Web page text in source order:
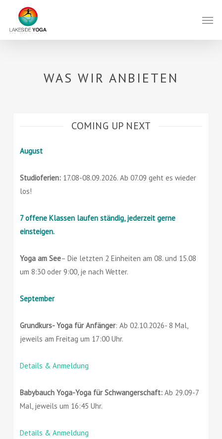
main
Menu
WAS WIR ANBIETEN
COMING UP NEXT
August
Studioferien: 17.08-08.09.2026. Ab 07.09 geht es wieder
los!
7 offene Klassen laufen ständig, jederzeit gerne
einsteigen.
Yoga am See– Die letzten 2 Einheiten am 08. und 15.08
um 8:30 oder 9:00, je nach Wetter.
September
Grundkurs- Yoga für Anfänger: Ab 02.10.2026- 8 Mal,
jeweils am Freitag um 17:00 Uhr.
Details & Anmeldung
Babybauch Yoga-Yoga für Schwangerschaft:Ab 29.09-7
Mal, jeweils um 16:45 Uhr.
Details & Anmeldung